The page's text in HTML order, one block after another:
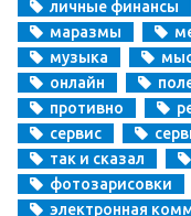
личные финансы
маразмы
музыка
онлайн
противно
сервис
так и сказал
фотозарисовки
электронная